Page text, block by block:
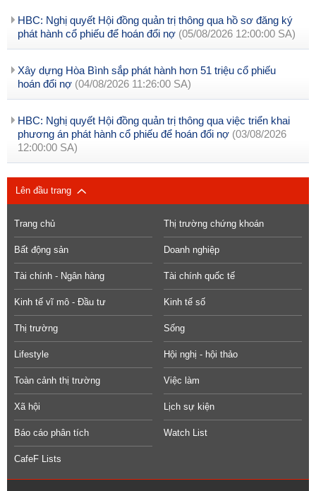
HBC: Nghị quyết Hội đồng quản trị thông qua hồ sơ đăng ký
phát hành cổ phiếu để hoán đổi nợ (05/08/2026 12:00:00 SA)
Xây dựng Hòa Bình sắp phát hành hơn 51 triệu cổ phiếu
hoán đổi nợ (04/08/2026 11:26:00 SA)
HBC: Nghị quyết Hội đồng quản trị thông qua việc triển khai
phương án phát hành cổ phiếu để hoán đổi nợ (03/08/2026
12:00:00 SA)
Lên đầu trang
Trang chủ
Bất động sản
Tài chính - Ngân hàng
Kinh tế vĩ mô - Đầu tư
Thị trường
Lifestyle
Toàn cảnh thị trường
Xã hội
Báo cáo phân tích
CafeF Lists
Thị trường chứng khoán
Doanh nghiệp
Tài chính quốc tế
Kinh tế số
Sống
Hội nghị - hội thảo
Việc làm
Lịch sự kiện
Watch List